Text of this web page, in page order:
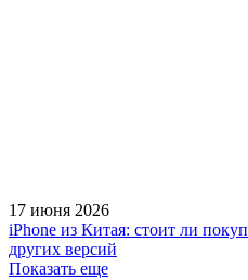
17 июня 2026
iPhone из Китая: стоит ли
других версий
Показать еще